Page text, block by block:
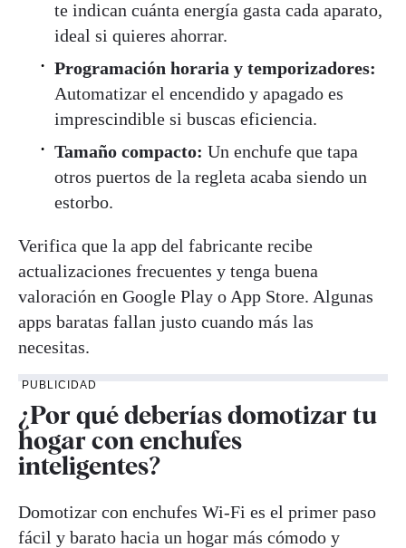
te indican cuánta energía gasta cada aparato,
ideal si quieres ahorrar.
Programación horaria y temporizadores:
Automatizar el encendido y apagado es
imprescindible si buscas eficiencia.
Tamaño compacto: Un enchufe que tapa
otros puertos de la regleta acaba siendo un
estorbo.
Verifica que la app del fabricante recibe
actualizaciones frecuentes y tenga buena
valoración en Google Play o App Store. Algunas
apps baratas fallan justo cuando más las
necesitas.
PUBLICIDAD
¿Por qué deberías domotizar tu
hogar con enchufes
inteligentes?
Domotizar con enchufes Wi-Fi es el primer paso
fácil y barato hacia un hogar más cómodo y